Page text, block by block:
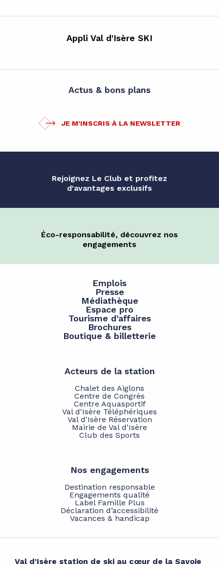
Appli Val d'Isère SKI
Actus & bons plans
JE M'INSCRIS À LA NEWSLETTER
Rejoignez Le Club et profitez
d'avantages exclusifs
Éco-responsabilité, découvrez nos
engagements
Emplois
Presse
Médiathèque
Espace pro
Tourisme d’affaires
Brochures
Boutique & billetterie
Acteurs de la station
Chalet des Aiglons
Centre de Congrès
Centre Aquasportif
Val d'Isère Téléphériques
Val d'Isère Réservation
Mairie de Val d'Isère
Club des Sports
Nos engagements
Destination responsable
Engagements qualité
Label Famille Plus
Déclaration d’accessibilité
Vacances & handicap
Val d'Isère station de ski au cœur de la Savoie